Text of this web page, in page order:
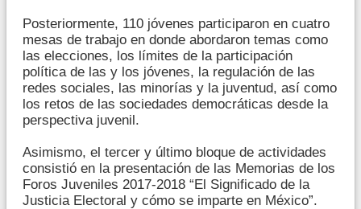
Posteriormente, 110 jóvenes participaron en cuatro
mesas de trabajo en donde abordaron temas como
las elecciones, los límites de la participación
política de las y los jóvenes, la regulación de las
redes sociales, las minorías y la juventud, así como
los retos de las sociedades democráticas desde la
perspectiva juvenil.
Asimismo, el tercer y último bloque de actividades
consistió en la presentación de las Memorias de los
Foros Juveniles 2017-2018 “El Significado de la
Justicia Electoral y cómo se imparte en México”.